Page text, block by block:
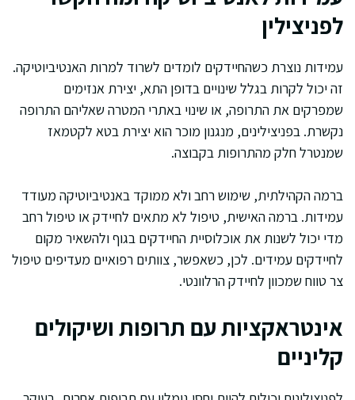
לפניצילין
עמידות נוצרת כשהחיידקים לומדים לשרוד למרות האנטיביוטיקה.
זה יכול לקרות בגלל שינויים בדופן התא, יצירת אנזימים
שמפרקים את התרופה, או שינוי באתרי המטרה שאליהם התרופה
נקשרת. בפניצילינים, מנגנון מוכר הוא יצירת בטא לקטמאז
שמנטרל חלק מהתרופות בקבוצה.
ברמה הקהילתית, שימוש רחב ולא ממוקד באנטיביוטיקה מעודד
עמידות. ברמה האישית, טיפול לא מתאים לחיידק או טיפול רחב
מדי יכול לשנות את אוכלוסיית החיידקים בגוף ולהשאיר מקום
לחיידקים עמידים. לכן, כשאפשר, צוותים רפואיים מעדיפים טיפול
צר טווח שמכוון לחיידק הרלוונטי.
אינטראקציות עם תרופות ושיקולים
קליניים